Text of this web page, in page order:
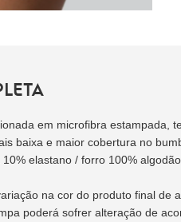
em microfibra estampada,
baixa e maior cobertura no
elastano / forro 100% algodão.
na cor do produto final de
poderá sofrer alteração de